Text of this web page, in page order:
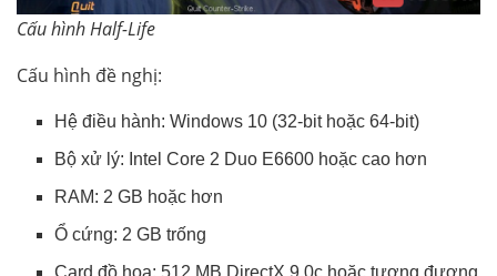
Cấu hình Half-Life
Cấu hình đề nghị:
Hệ điều hành: Windows 10 (32-bit hoặc 64-bit)
Bộ xử lý: Intel Core 2 Duo E6600 hoặc cao hơn
RAM: 2 GB hoặc hơn
Ổ cứng: 2 GB trống
Card đồ họa: 512 MB DirectX 9.0c hoặc tương đương